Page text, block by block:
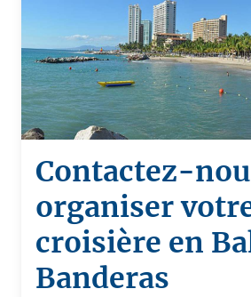
Contactez-
organiser
croisière en
Banderas